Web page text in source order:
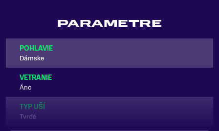
PARAMETRE
POHLAVIE
Dámske
VETRANIE
Áno
TYP UŠÍ
Tvrdé